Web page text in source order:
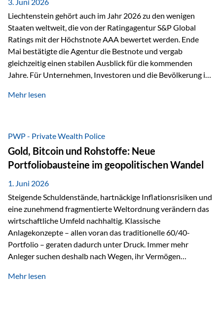
Liechtenstein gehört auch im Jahr 2026 zu den wenigen
Staaten weltweit, die von der Ratingagentur S&P Global
Ratings mit der Höchstnote AAA bewertet werden. Ende
Mai bestätigte die Agentur die Bestnote und vergab
gleichzeitig einen stabilen Ausblick für die kommenden
Jahre. Für Unternehmen, Investoren und die Bevölkerung ist
finanzielle Stabilität des Landes sowie das Vertrauen
trotz Herausforderungen Die weltwirtschaftlichen
Rahmenbedingungen bleiben anspruchsvoll. Geopolitische
Unsicherheiten, eine verhaltene Investitionstätigkeit und
eine schwächere Nachfrage in wichtigen Exportmärkten
beeinflussen auch die liechtensteinische Wirtschaft.
Dennoch sieht…
Mehr lesen
PWP - Private Wealth Police
Gold, Bitcoin und Rohstoffe: Neue
Portfoliobausteine im geopolitischen Wandel
1. Juni 2026
Steigende Schuldenstände, hartnäckige Inflationsrisiken und
eine zunehmend fragmentierte Weltordnung verändern das
wirtschaftliche Umfeld nachhaltig. Klassische
Anlagekonzepte – allen voran das traditionelle 60/40-
Portfolio – geraten dadurch unter Druck. Immer mehr
Anleger suchen deshalb nach Wegen, ihr Vermögen
Unsicherheit abzusichern. Genau hier rücken reale und
Mehr lesen